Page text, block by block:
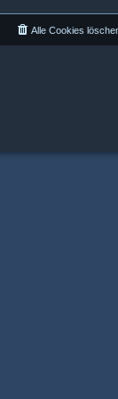
Alle Cookies